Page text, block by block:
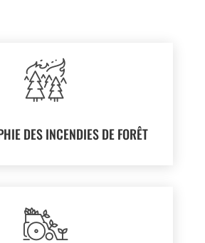
DES INCENDIES DE FORÊT